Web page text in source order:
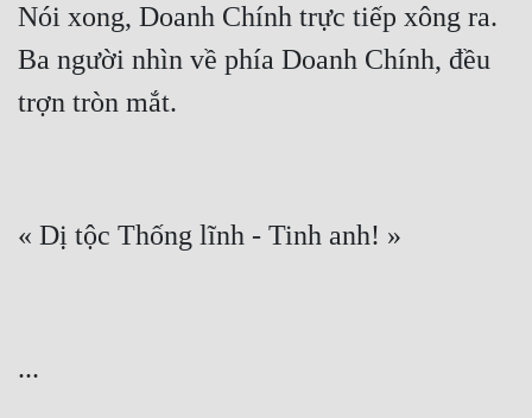
Nói xong, Doanh Chính trực tiếp xông ra.
Ba người nhìn về phía Doanh Chính, đều